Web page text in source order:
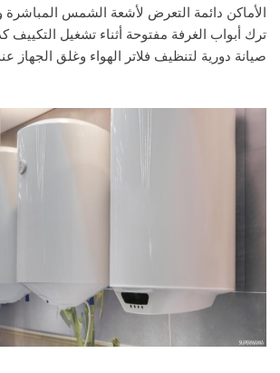
الأماكن دائمة التعرض لأشعة الشمس المباشرة
ترك أبواب الغرفة مفتوحة أثناء تشغيل
صيانة دورية لتنظيف فلاتر الهواء وغلق الجهاز